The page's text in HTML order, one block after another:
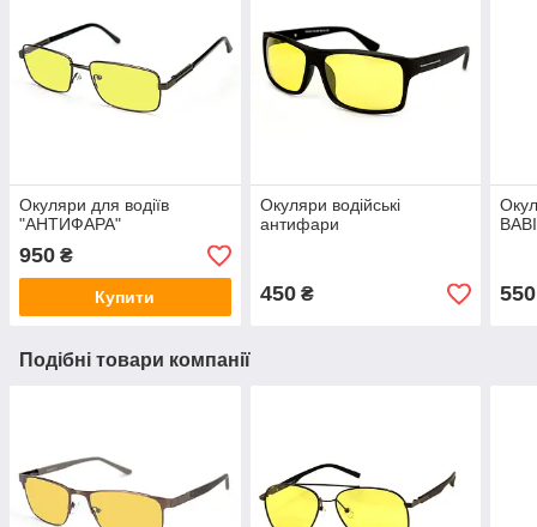
Окуляри для водіїв
"АНТИФАРА"
950 ₴
Купити
Окуляри водійські
антифари
450₴ 550
Подібні товари компанії